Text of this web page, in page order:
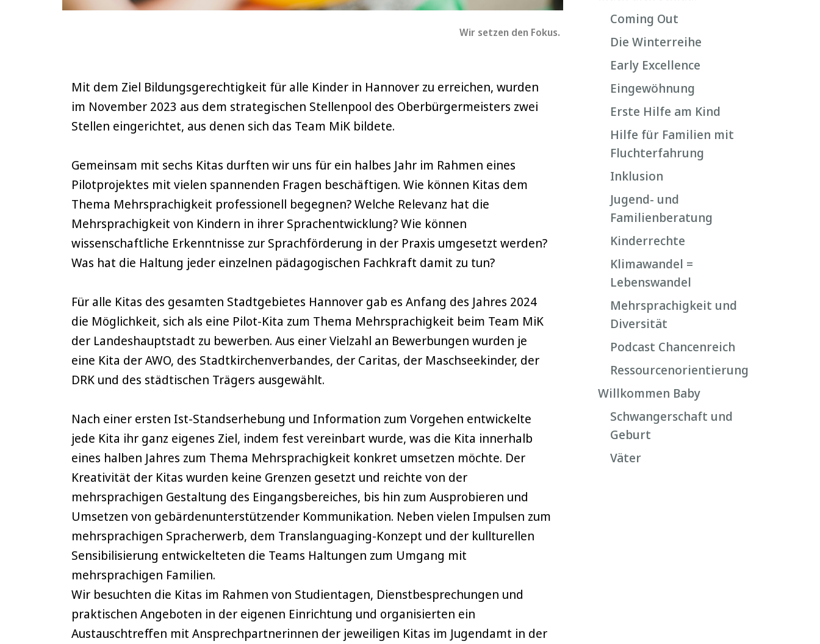
Wir setzen den Fokus.
Mit dem Ziel Bildungsgerechtigkeit für alle Kinder in Hannover zu erreichen, wurden
im November 2023 aus dem strategischen Stellenpool des Oberbürgermeisters zwei
Stellen eingerichtet, aus denen sich das Team MiK bildete.
Gemeinsam mit sechs Kitas durften wir uns für ein halbes Jahr im Rahmen eines
Pilotprojektes mit vielen spannenden Fragen beschäftigen. Wie können Kitas dem
Thema Mehrsprachigkeit professionell begegnen? Welche Relevanz hat die
Mehrsprachigkeit von Kindern in ihrer Sprachentwicklung? Wie können
wissenschaftliche Erkenntnisse zur Sprachförderung in der Praxis umgesetzt werden?
Was hat die Haltung jeder einzelnen pädagogischen Fachkraft damit zu tun?
Für alle Kitas des gesamten Stadtgebietes Hannover gab es Anfang des Jahres 2024
die Möglichkeit, sich als eine Pilot-Kita zum Thema Mehrsprachigkeit beim Team MiK
der Landeshauptstadt zu bewerben. Aus einer Vielzahl an Bewerbungen wurden je
eine Kita der AWO, des Stadtkirchenverbandes, der Caritas, der Maschseekinder, der
DRK und des städtischen Trägers ausgewählt.
Nach einer ersten Ist-Standserhebung und Information zum Vorgehen entwickelte
jede Kita ihr ganz eigenes Ziel, indem fest vereinbart wurde, was die Kita innerhalb
eines halben Jahres zum Thema Mehrsprachigkeit konkret umsetzen möchte. Der
Kreativität der Kitas wurden keine Grenzen gesetzt und reichte von der
mehrsprachigen Gestaltung des Eingangsbereiches, bis hin zum Ausprobieren und
Umsetzen von gebärdenunterstützender Kommunikation. Neben vielen Impulsen zum
mehrsprachigen Spracherwerb, dem Translanguaging-Konzept und der kullturellen
Sensibilisierung entwickelteten die Teams Haltungen zum Umgang mit
mehrsprachigen Familien.
Wir besuchten die Kitas im Rahmen von Studientagen, Dienstbesprechungen und
praktischen Angeboten in der eigenen Einrichtung und organisierten ein
Austauschtreffen mit Ansprechpartnerinnen der jeweiligen Kitas im Jugendamt in der
Coming Out
Die Winterreihe
Early Excellence
Eingewöhnung
Erste Hilfe am Kind
Hilfe für Familien mit
Fluchterfahrung
Inklusion
Jugend- und
Familienberatung
Kinderrechte
Klimawandel =
Lebenswandel
Mehrsprachigkeit und
Diversität
Podcast Chancenreich
Ressourcenorientierung
Willkommen Baby
Schwangerschaft und
Geburt
Väter